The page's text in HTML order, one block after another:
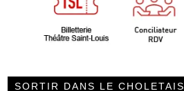
SORTIR DANS LE CHOLETAIS